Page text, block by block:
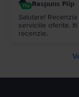
Raspuns Flip
Salutare!
serviciile oferite.
recenzie.